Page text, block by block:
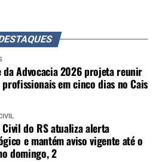
da Advocacia 2026 projeta reunir
em cinco dias no Cais
Civil do RS atualiza alerta
e mantém aviso vigente até o
domingo, 2